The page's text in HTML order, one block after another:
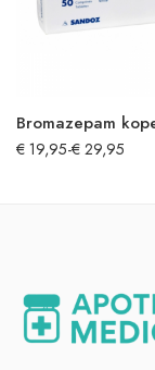
Bromazepam
€19,95-€29,95